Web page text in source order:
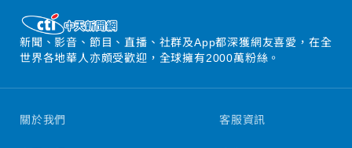
新聞、影音、節目、直播、社群及App都深獲網友喜愛，在全
世界各地華人亦頗受歡迎，全球擁有2000萬粉絲。
關於我們 客服資訊